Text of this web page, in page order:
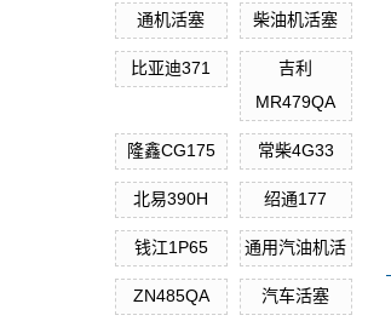
通机活塞 柴油机活塞
比亚迪371
吉利
MR479QA
隆鑫CG175 常柴4G33
北易390H 绍通177
钱江1P65 通用汽油机活
ZN485QA 汽车活塞